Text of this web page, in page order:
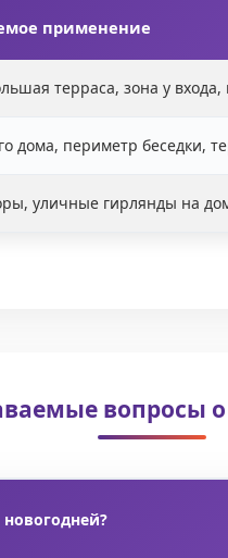
применение
терраса, зона у
дома, периметр беседки,
уличные гирлянды на
вопросы